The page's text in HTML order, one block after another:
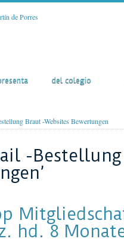
del colegio
Braut -Websites Bewertungen
-
hd. 8